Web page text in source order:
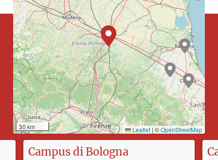
30 km Leaflet| ©OpenStreetMap
Campus di Bologna